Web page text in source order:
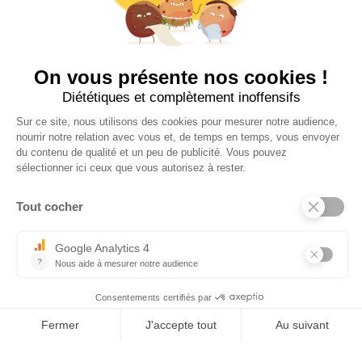
7 rue des Prés Marins, 60210 THIEULOY ST ANTOINE
Bei Fragen oder technischen Problemen wenden Sie sich bitte an
06 76 69 63 47
- 03 44 13 31 93 sav@trolem.fr